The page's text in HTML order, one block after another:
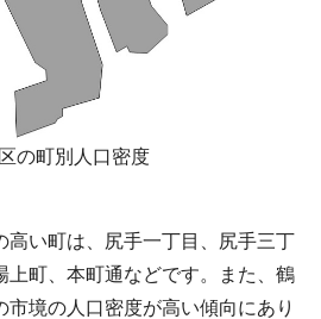
の町別人口密度
い町は、尻手一丁目、尻手三丁
上町、本町通などです。また、鶴
市境の人口密度が高い傾向にあり